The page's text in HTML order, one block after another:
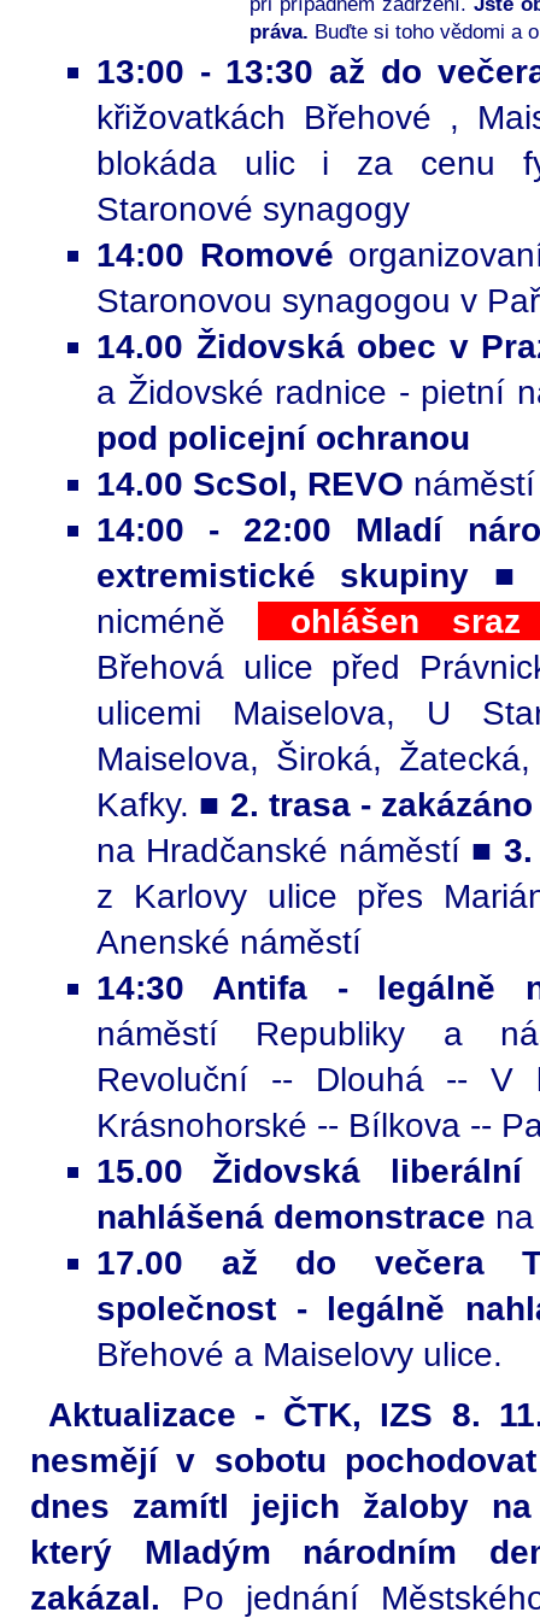
práva. Buďte si toho vědomi a
13:00 - 13:30 až do
křižovatkách Břehové ,
blokáda ulic i za cenu
Staronové synagogy
14:00 Romové
Staronovou synagogou v
14.00 Židovská obec v
a Židovské radnice - pietní
pod policejní ochranou
14.00 ScSol, REVO
14:00 - 22:00 Mladí
extremistické skupiny ■
nicméně
ohlášen sraz
Břehová ulice před
ulicemi Maiselova, U
Maiselova, Široká,
Kafky. ■ 2. trasa -
na Hradčanské náměstí ■
z Karlovy ulice přes
Anenské náměstí
14:30 Antifa - legálně
náměstí Republiky a
Revoluční -- Dlouhá -- V
Krásnohorské -- Bílkova --
15.00 Židovská
nahlášená demonstrace
17.00 až do večera
společnost - legálně
Břehové a Maiselovy ulice.
Aktualizace - ČTK, IZS 8.
nesmějí v sobotu
dnes zamítl jejich žaloby na
který Mladým národním
zakázal. Po jednání